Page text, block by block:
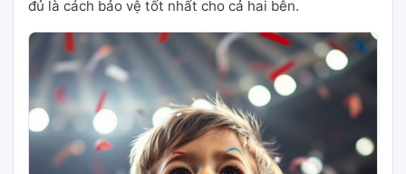
đủ là cách bảo vệ tốt nhất cho cả hai bên.